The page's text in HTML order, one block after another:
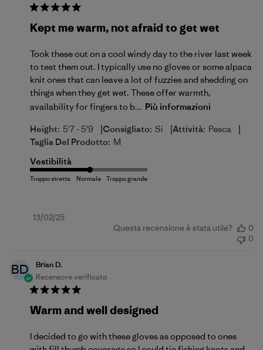
Kept me warm, not afraid to get wet
Took these out on a cool windy day to the river last week
to test them out. I typically use no gloves or some alpaca
knit ones that can leave a lot of fuzzies and shedding on
things when they get wet. These offer warmth,
availability for fingers to b... Più informazioni
Height: 5'7 - 5'9 |Consigliato: Si |Attività: Pesca |
Taglia Del Prodotto: M
Vestibilità
Data
13/02/25
Questa recensione è stata utile?
0
0
BD
Brian D.
Recensore verificato
Warm and well designed
I decided to go with these gloves as opposed to ones